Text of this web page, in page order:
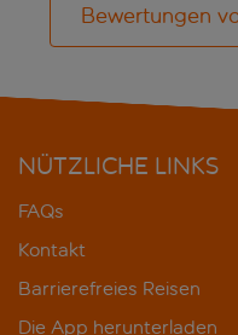
Bewertungen
NÜTZLICHE LINKS
FAQs
Kontakt
Barrierefreies Reisen
Die App herunterladen